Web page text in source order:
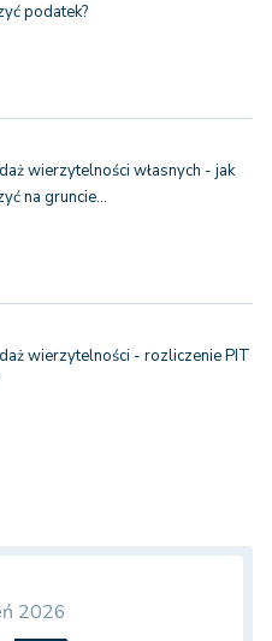
podatek?
wierzytelności własnych - jak
na gruncie…
wierzytelności - rozliczenie PIT
2026